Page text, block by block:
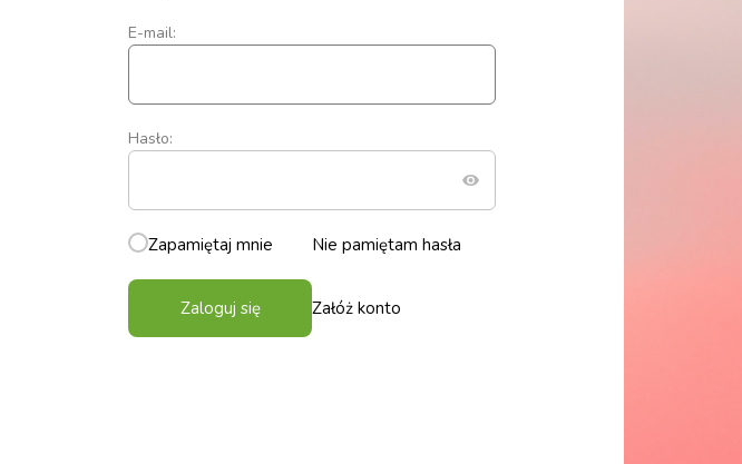
E-mail:
Hasło:
Zapamiętaj mnie Nie pamiętam hasła
Zaloguj się Załóż konto